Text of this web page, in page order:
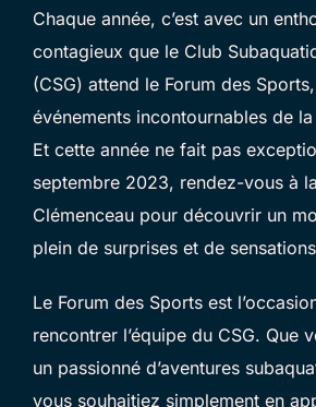
Chaque année, c’est avec un
contagieux que le Club
(CSG) attend le Forum des Sports,
événements incontournables de
Et cette année ne fait pas
septembre 2023, rendez-vous à
Clémenceau pour découvrir un
plein de surprises et de
Le Forum des Sports est
rencontrer l’équipe du CSG. Que
un passionné d’aventures
vous souhaitiez simplement en